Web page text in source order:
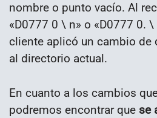
nombre o punto vacío. Al
«D0777 0 \ n» o «D0777 0.
cliente aplicó un cambio de
al directorio actual.
En cuanto a los cambios
podremos encontrar que se